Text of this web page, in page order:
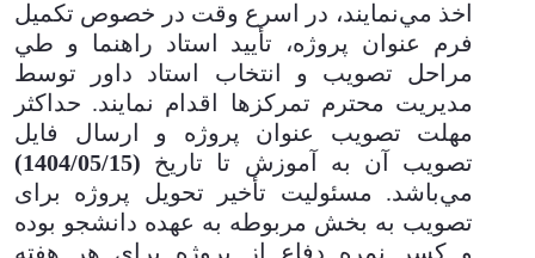
اخذ مي‌نمايند، در اسرع وقت در خصوص تكميل
فرم عنوان پروژه، تأييد استاد راهنما و طي
مراحل تصويب و انتخاب استاد داور توسط
مديريت محترم تمرکزها اقدام نمايند. حداكثر
مهلت تصويب عنوان پروژه و ارسال فایل
تصويب آن به آموزش تا تاریخ (1404/05/15)
مي‌باشد.
مسئولیت تأخیر تحویل پروژه برای
تصویب به بخش مربوطه به عهده دانشجو بوده